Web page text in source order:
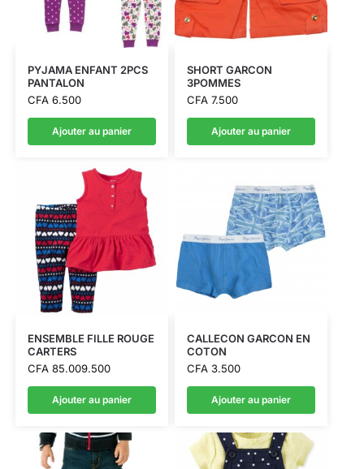
PYJAMA ENFANT 2PCS
PANTALON
CFA6.500
Ajouter au panier
SHORT GARCON
3POMMES
CFA7.500
Ajouter au panier
ENSEMBLE FILLE ROUGE
CARTERS
CFA85.009.500
Ajouter au panier
CALLECON GARCON EN
COTON
CFA3.500
Ajouter au panier